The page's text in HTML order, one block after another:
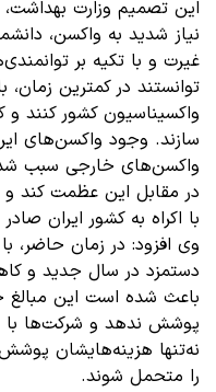
این تصمیم وزارت بهداشت،
نیاز شدید به واکسن،
غیرت و با تکیه بر
توانستند در کمترین
واکسیناسیون کشور کنند و
سازند. وجود واکسن‌های
واکسن‌های خارجی سبب شد
در مقابل این عظمت کند و
با اکراه به کشور ایران
وی افزود: در زمان حاضر،
دستمزد در سال جدید و
باعث شده است این
پوشش ندهد و شرکت‌ها با
نه‌تنها هزینه‌هایشان
را متحمل شوند.